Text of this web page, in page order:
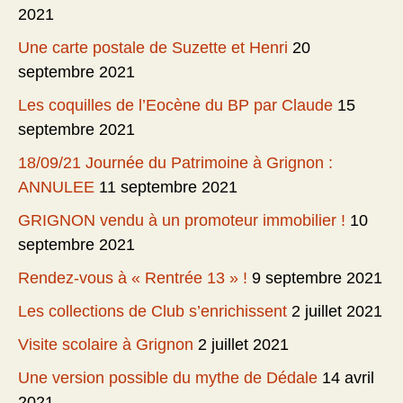
2021
Une carte postale de Suzette et Henri 20
septembre 2021
Les coquilles de l’Eocène du BP par Claude 15
septembre 2021
18/09/21 Journée du Patrimoine à Grignon :
ANNULEE 11 septembre 2021
GRIGNON vendu à un promoteur immobilier ! 10
septembre 2021
Rendez-vous à « Rentrée 13 » ! 9 septembre 2021
Les collections de Club s’enrichissent 2 juillet 2021
Visite scolaire à Grignon 2 juillet 2021
Une version possible du mythe de Dédale 14 avril